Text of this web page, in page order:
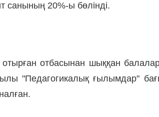
санының 20%-ы бөлінді.
отбасынан шыққан
"Педагогикалық ғылымдар"